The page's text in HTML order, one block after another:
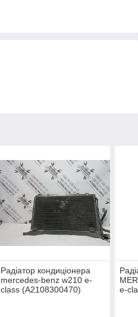
Радіатор кондиціонера
mercedes-benz w210 e-
class (A2108300470)
e-